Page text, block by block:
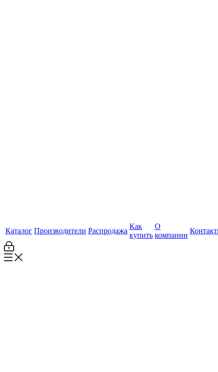
Каталог Производители Распродажа
Как
купить
О
компании